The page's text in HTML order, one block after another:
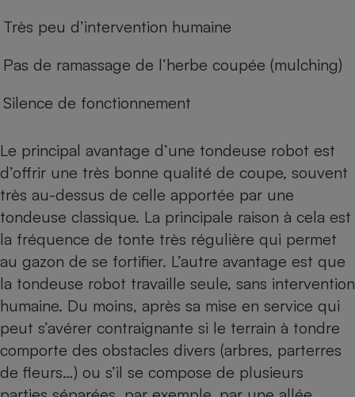
Très peu d’intervention humaine
Pas de ramassage de l’herbe coupée (mulching)
Silence de fonctionnement
Le principal avantage d’une tondeuse robot est
d’offrir une très bonne qualité de coupe, souvent
très au-dessus de celle apportée par une
tondeuse classique. La principale raison à cela est
la fréquence de tonte très régulière qui permet
au gazon de se fortifier. L’autre avantage est que
la tondeuse robot travaille seule, sans intervention
humaine. Du moins, après sa mise en service qui
peut s’avérer contraignante si le terrain à tondre
comporte des obstacles divers (arbres, parterres
de fleurs…) ou s’il se compose de plusieurs